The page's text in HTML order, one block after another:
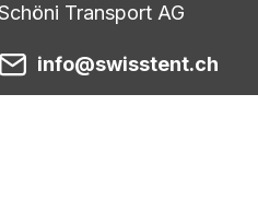
Transport AG
info@swisstent.ch